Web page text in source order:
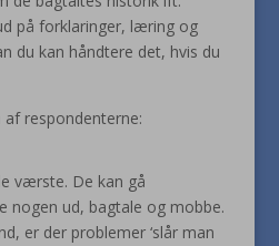
på forklaringer, læring og
du kan håndtere det, hvis du
respondenterne:
værste. De kan gå
ud, bagtale og mobbe.
er der problemer ‘slår man